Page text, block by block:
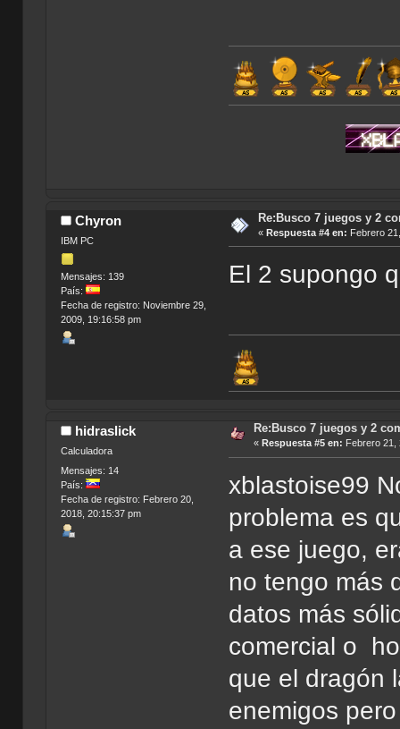
Chyron
IBM PC
Mensajes: 139
País:
Fecha de registro: Noviembre 29,
2009, 19:16:58 pm
Re:Busco 7 juegos y 2
« Respuesta #4 en: Febrero
El 2 supongo
hidraslick
Calculadora
Mensajes: 14
País:
Fecha de registro: Febrero 20,
2018, 20:15:37 pm
Re:Busco 7 juegos y 2
« Respuesta #5 en: Febrero 21,
xblastoise99
problema es
a ese juego,
no tengo más
datos más
comercial o
que el dragón
enemigos